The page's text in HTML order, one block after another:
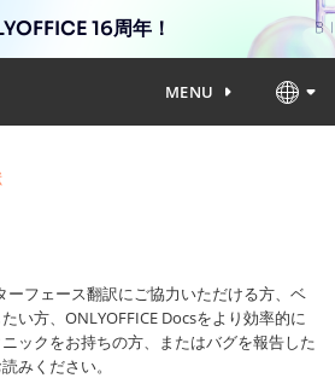
16周年！
MENU
ーフェース翻訳にご協力いただける方、ベ
い方、ONLYOFFICE Docsをより効率的に
ックをお持ちの方、またはバグを報告した
みください。